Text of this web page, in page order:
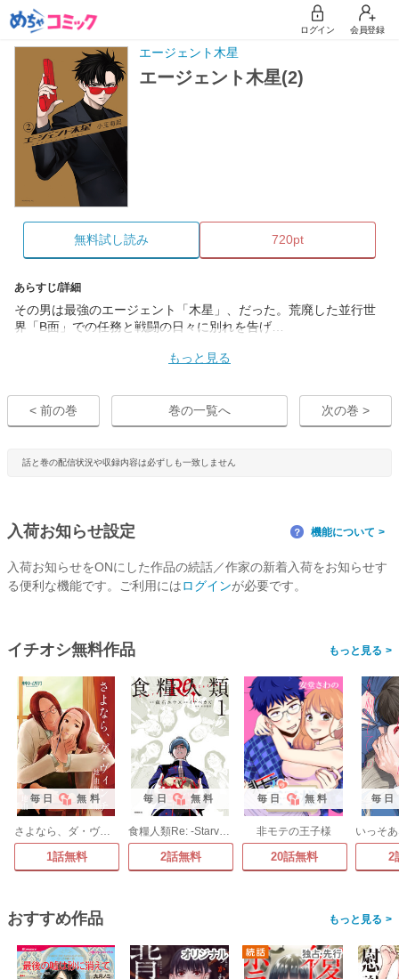
ログイン 会員登録
エージェント木星
エージェント木星(2)
無料試し読み 720pt
あらすじ/詳細
その男は最強のエージェント「木星」、だった。荒廃した並行世
界「B面」での任務と戦闘の日々に別れを告げ…
もっと見る
< 前の巻 巻の一覧へ 次の巻 >
話と巻の配信状況や収録内容は必ずしも一致しません
入荷お知らせ設定 ？ 機能について
入荷お知らせをONにした作品の続話／作家の新着入荷をお知らせす
る便利な機能です。ご利用にはログインが必要です。
イチオシ無料作品 >
毎日 無料
さよなら、ダ・ヴィンチ -地由短編集-
1話無料
毎日 無料
食糧人類Re: -Starving Re:velation-
2話無料
毎日 無料
非モテの王子様
20話無料
毎日
2
おすすめ作品 >